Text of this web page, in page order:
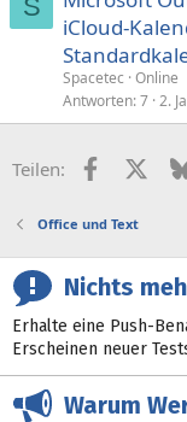
S
iCloud-
Spacetec Online
Antworten 7 2.
Teilen: Facebook
X
Office und Text
Nichts
Erhalte eine Push-
Erscheinen neuer
Warum